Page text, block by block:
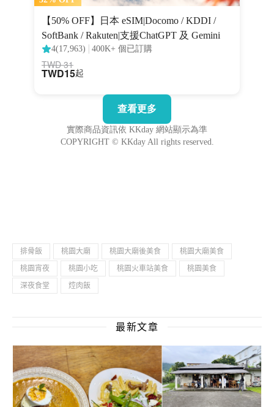
排骨飯 桃園大廟 桃園大廟後美食
桃園大廟美食
桃園宵夜
桃園小吃 桃園火車站美食
桃園美食
深夜食堂
焢肉飯
最新文章